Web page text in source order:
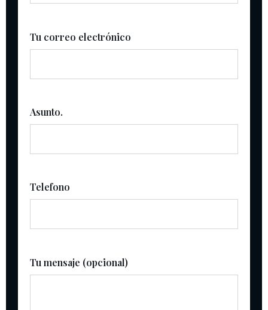
Tu correo electrónico
Asunto.
Telefono
Tu mensaje (opcional)